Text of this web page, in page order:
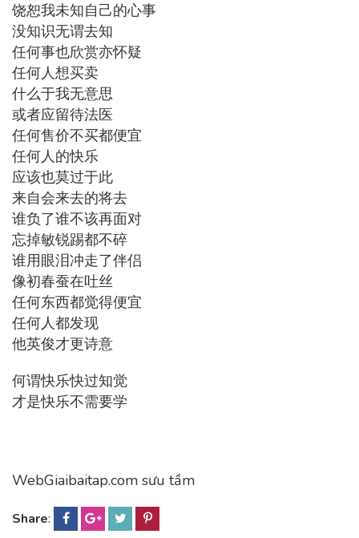
饶恕我未知自己的心事
没知识无谓去知
任何事也欣赏亦怀疑
任何人想买卖
什么于我无意思
或者应留待法医
任何售价不买都便宜
任何人的快乐
应该也莫过于此
来自会来去的将去
谁负了谁不该再面对
忘掉敏锐踢都不碎
谁用眼泪冲走了伴侣
像初春蚕在吐丝
任何东西都觉得便宜
任何人都发现
他英俊才更诗意
何谓快乐快过知觉
才是快乐不需要学
WebGiaibaitap.com sưu tầm
Share: